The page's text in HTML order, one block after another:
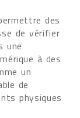
des
de vérifier
une
à des
un
de
physiques